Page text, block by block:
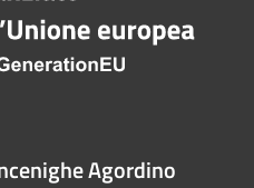
Agordino